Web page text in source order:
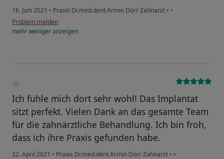
16. Juni 2021 • Praxis Dr.med.dent.Armin Dörr Zahnarzt • •
Problem melden
mehrwenigeranzeigen
Ich fühle mich dort sehr wohl! Das Implantat
sitzt perfekt. Vielen Dank an das gesamte Team
für die zahnärztliche Behandlung. Ich bin froh,
dass ich ihre Praxis gefunden habe.
22. April 2021 • Praxis Dr.med.dent.Armin Dörr Zahnarzt • •